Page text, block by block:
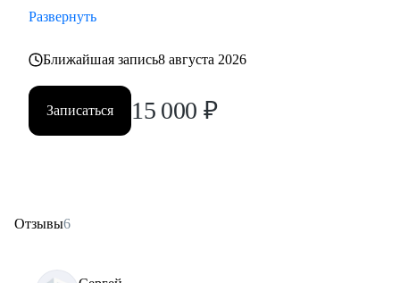
Развернуть
Ближайшая запись8 августа 2026
Записаться 15 000 ₽
Отзывы6